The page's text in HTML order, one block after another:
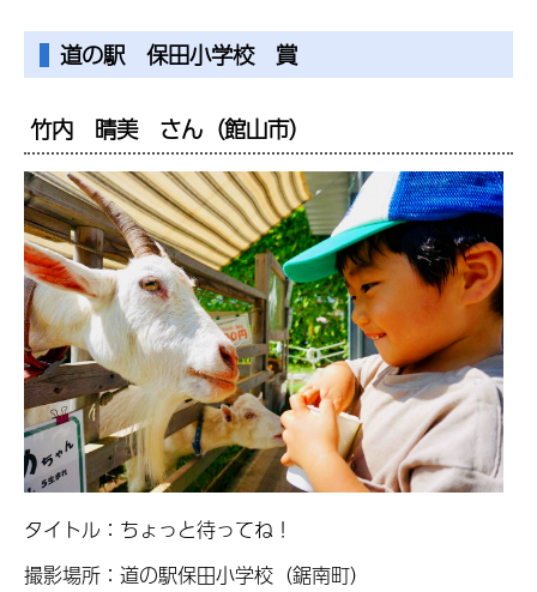
道の駅 保田小学校 賞
竹内 晴美 さん（館山市）
タイトル：ちょっと待ってね！
撮影場所：道の駅保田小学校（鋸南町）